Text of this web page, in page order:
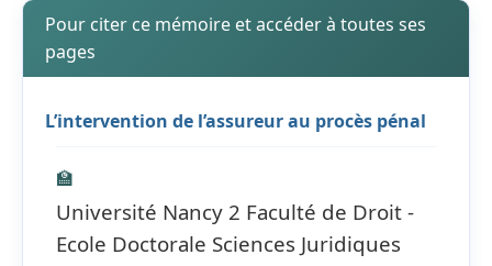
Pour citer ce mémoire et accéder à toutes ses
pages
L’intervention de l’assureur au procès pénal
🏫
Université Nancy 2 Faculté de Droit -
Ecole Doctorale Sciences Juridiques